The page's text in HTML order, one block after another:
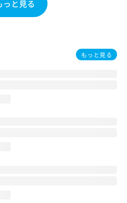
っと見る
もっと見る